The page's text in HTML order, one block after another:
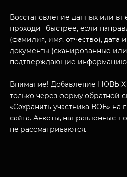
Восстановление данных или
проходит быстрее, если
(фамилия, имя, отчество), дата
документы (сканированные
подтверждающие
Внимание! Добавление НОВЫХ
только через форму обратной
«Сохранить участника ВОВ» на
сайта. Анкеты, направленные
не рассматриваются.